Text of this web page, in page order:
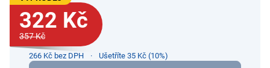
322 Kč
357 Kč
266 Kč bez DPH Ušetříte 35 Kč (10%)